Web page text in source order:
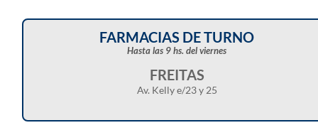
FARMACIAS DE TURNO
Hasta las 9 hs. del viernes
FREITAS
Av. Kelly e/23 y 25